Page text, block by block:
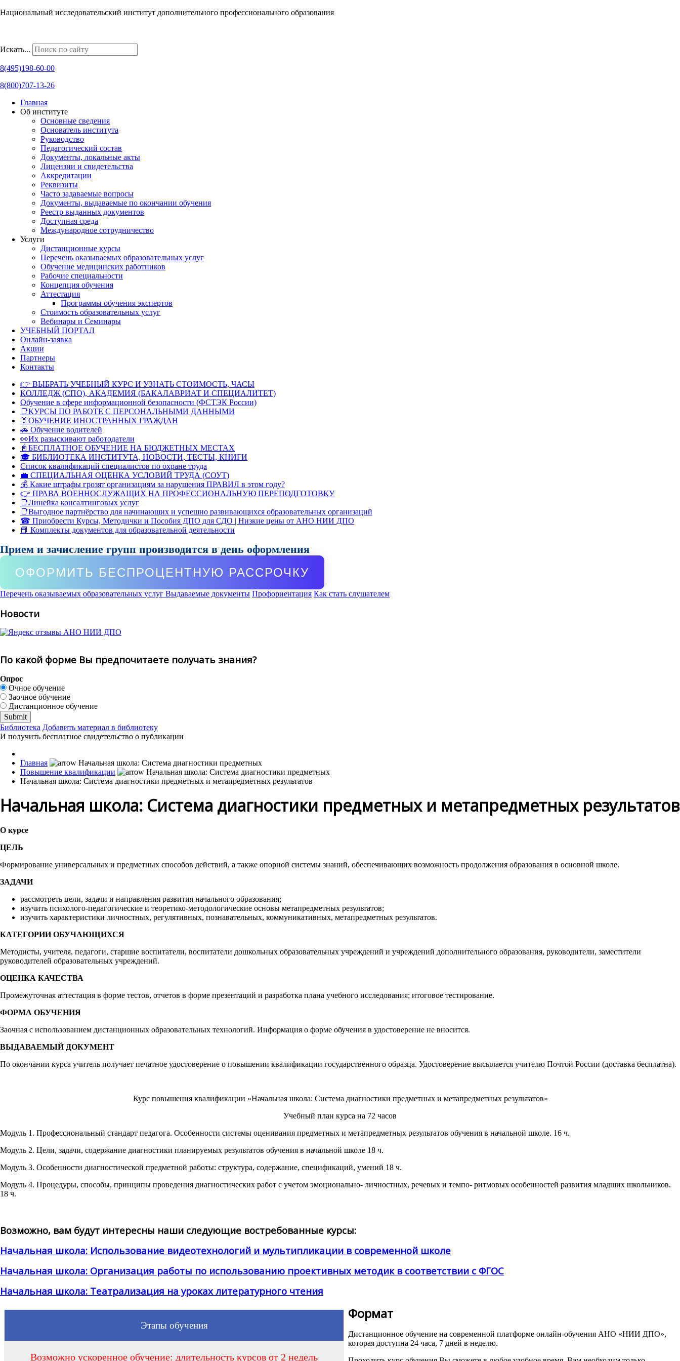
Национальный исследовательский институт дополнительного профессионального образования
Искать...
8(495)198-60-00
8(800)707-13-26
Главная
Об институте
Основные сведения
Основатель института
Руководство
Педагогический состав
Документы, локальные акты
Лицензии и свидетельства
Аккредитации
Реквизиты
Часто задаваемые вопросы
Документы, выдаваемые по окончании обучения
Реестр выданных документов
Доступная среда
Международное сотрудничество
Услуги
Дистанционные курсы
Перечень оказываемых образовательных услуг
Обучение медицинских работников
Рабочие специальности
Концепция обучения
Аттестация
Программы обучения экспертов
Стоимость образовательных услуг
Вебинары и Семинары
УЧЕБНЫЙ ПОРТАЛ
Онлайн-заявка
Акции
Партнеры
Контакты
👉 ВЫБРАТЬ УЧЕБНЫЙ КУРС И УЗНАТЬ СТОИМОСТЬ, ЧАСЫ
КОЛЛЕДЖ (СПО), АКАДЕМИЯ (БАКАЛАВРИАТ И СПЕЦИАЛИТЕТ)
Обучение в сфере информационной безопасности (ФСТЭК России)
📑КУРСЫ ПО РАБОТЕ С ПЕРСОНАЛЬНЫМИ ДАННЫМИ
👔ОБУЧЕНИЕ ИНОСТРАННЫХ ГРАЖДАН
🚗 Обучение водителей
👀Их разыскивают работодатели
📓БЕСПЛАТНОЕ ОБУЧЕНИЕ НА БЮДЖЕТНЫХ МЕСТАХ
🎓 БИБЛИОТЕКА ИНСТИТУТА, НОВОСТИ, ТЕСТЫ, КНИГИ
Список квалификаций специалистов по охране труда
💼 СПЕЦИАЛЬНАЯ ОЦЕНКА УСЛОВИЙ ТРУДА (СОУТ)
💰 Какие штрафы грозят организациям за нарушения ПРАВИЛ в этом году?
👉 ПРАВА ВОЕННОСЛУЖАЩИХ НА ПРОФЕССИОНАЛЬНУЮ ПЕРЕПОДГОТОВКУ
📑Линейка консалтинговых услуг
📑Выгодное партнёрство для начинающих и успешно развивающихся образовательных организаций
☎ Приобрести Курсы, Методички и Пособия ДПО для СДО | Низкие цены от АНО НИИ ДПО
📕 Комплекты документов для образовательной деятельности
Прием и зачисление групп производится в день оформления
ОФОРМИТЬ БЕСПРОЦЕНТНУЮ РАССРОЧКУ
Перечень оказываемых образовательных услуг Выдаваемые документы Профориентация Как стать слушателем
Новости
По какой форме Вы предпочитаете получать знания?
Опрос
Очное обучение
Заочное обучение
Дистанционное обучение
Библиотека Добавить материал в библиотеку
И получить бесплатное свидетельство о публикации
Главная
Повышение квалификации
Начальная школа: Система диагностики предметных и метапредметных результатов
Начальная школа: Система диагностики предметных и метапредметных результатов
О курсе
ЦЕЛЬ
Формирование универсальных и предметных способов действий, а также опорной системы знаний, обеспечивающих возможность продолжения образования в основной школе.
ЗАДАЧИ
рассмотреть цели, задачи и направления развития начального образования;
изучить психолого-педагогические и теоретико-методологические основы метапредметных результатов;
изучить характеристики личностных, регулятивных, познавательных, коммуникативных, метапредметных результатов.
КАТЕГОРИИ ОБУЧАЮЩИХСЯ
Методисты, учителя, педагоги, старшие воспитатели, воспитатели дошкольных образовательных учреждений и учреждений дополнительного образования, руководители, заместители
руководителей образовательных учреждений.
ОЦЕНКА КАЧЕСТВА
Промежуточная аттестация в форме тестов, отчетов в форме презентаций и разработка плана учебного исследования; итоговое тестирование.
ФОРМА ОБУЧЕНИЯ
Заочная с использованием дистанционных образовательных технологий. Информация о форме обучения в удостоверение не вносится.
ВЫДАВАЕМЫЙ ДОКУМЕНТ
По окончании курса учитель получает печатное удостоверение о повышении квалификации государственного образца. Удостоверение высылается учителю Почтой России (доставка бесплатна).
Курс повышения квалификации «Начальная школа: Система диагностики предметных и метапредметных результатов»
Учебный план курса на 72 часов
Модуль 1. Профессиональный стандарт педагога. Особенности системы оценивания предметных и метапредметных результатов обучения в начальной школе. 16 ч.
Модуль 2. Цели, задачи, содержание диагностики планируемых результатов обучения в начальной школе 18 ч.
Модуль 3. Особенности диагностической предметной работы: структура, содержание, спецификаций, умений 18 ч.
Модуль 4. Процедуры, способы, принципы проведения диагностических работ с учетом эмоционально- личностных, речевых и темпо- ритмовых особенностей развития младших школьников.
18 ч.
Возможно, вам будут интересны наши следующие востребованные курсы:
Начальная школа: Использование видеотехнологий и мультипликации в современной школе
Начальная школа: Организация работы по использованию проективных методик в соответствии с ФГОС
Начальная школа: Театрализация на уроках литературного чтения
Этапы обучения
Возможно ускоренное обучение: длительность курсов от 2 недель
Формат
Дистанционное обучение на современной платформе онлайн-обучения АНО «НИИ ДПО»,
которая доступна 24 часа, 7 дней в неделю.